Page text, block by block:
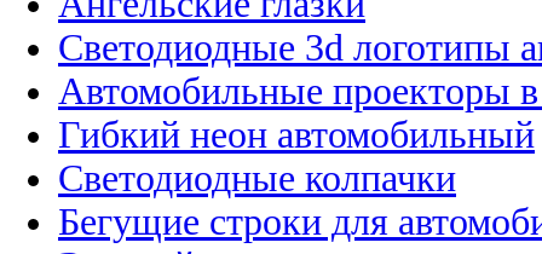
Светодиодные 3d логотипы
Автомобильные проекторы
Гибкий неон автомобильный
Светодиодные колпачки
Бегущие строки для